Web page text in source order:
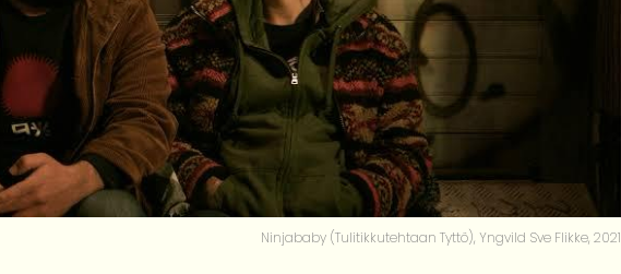
Ninjababy (Tulitikkutehtaan Tyttö), Yngvild Sve Flikke, 2021